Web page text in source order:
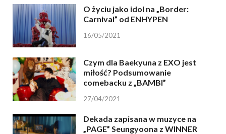
O życiu jako idol na „Border:
Carnival” od ENHYPEN
16/05/2021
Czym dla Baekyuna z EXO jest
miłość? Podsumowanie
comebacku z „BAMBI”
27/04/2021
Dekada zapisana w muzyce na
„PAGE” Seungyoona z WINNER